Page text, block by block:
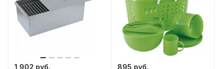
1 902 руб.
895 руб.